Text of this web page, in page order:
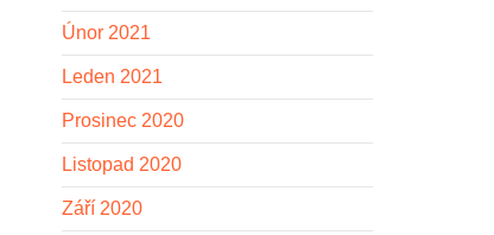
Únor 2021
Leden 2021
Prosinec 2020
Listopad 2020
Září 2020